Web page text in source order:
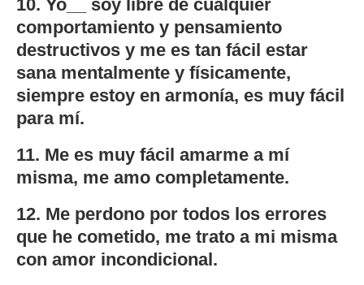
10. Yo__ soy libre de cualquier
comportamiento y pensamiento
destructivos y me es tan fácil estar
sana mentalmente y físicamente,
siempre estoy en armonía, es muy fácil
para mí.
11. Me es muy fácil amarme a mí
misma, me amo completamente.
12. Me perdono por todos los errores
que he cometido, me trato a mi misma
con amor incondicional.